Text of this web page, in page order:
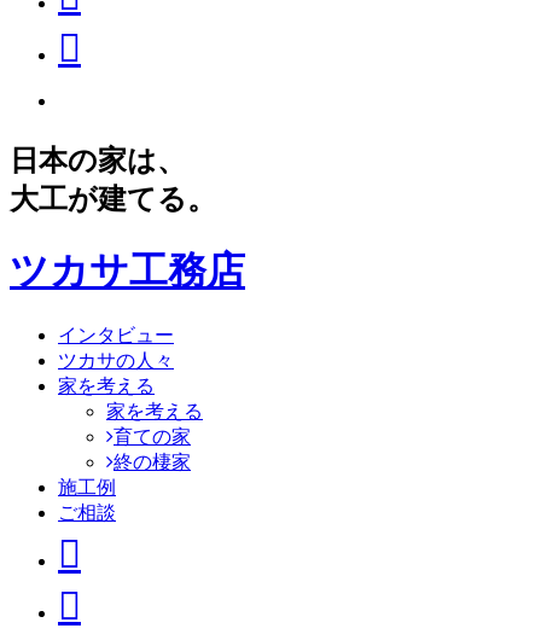
日本の家は、
大工が建てる。
ツカサ工務店
インタビュー
ツカサの人々
家を考える
家を考える
育ての家
終の棲家
施工例
ご相談